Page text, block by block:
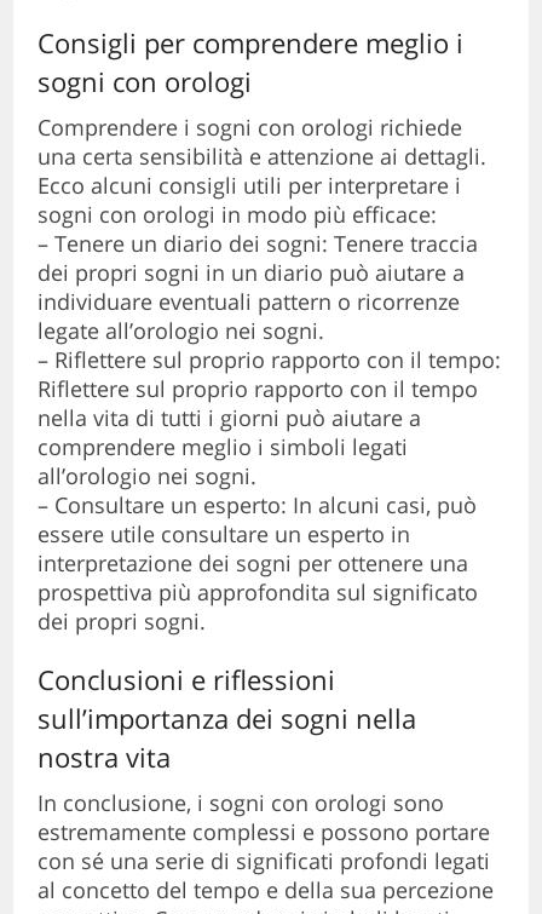
Consigli per comprendere meglio i
sogni con orologi
Comprendere i sogni con orologi richiede
una certa sensibilità e attenzione ai dettagli.
Ecco alcuni consigli utili per interpretare i
sogni con orologi in modo più efficace:
– Tenere un diario dei sogni: Tenere traccia
dei propri sogni in un diario può aiutare a
individuare eventuali pattern o ricorrenze
legate all’orologio nei sogni.
– Riflettere sul proprio rapporto con il tempo:
Riflettere sul proprio rapporto con il tempo
nella vita di tutti i giorni può aiutare a
comprendere meglio i simboli legati
all’orologio nei sogni.
– Consultare un esperto: In alcuni casi, può
essere utile consultare un esperto in
interpretazione dei sogni per ottenere una
prospettiva più approfondita sul significato
dei propri sogni.
Conclusioni e riflessioni
sull’importanza dei sogni nella
nostra vita
In conclusione, i sogni con orologi sono
estremamente complessi e possono portare
con sé una serie di significati profondi legati
al concetto del tempo e della sua percezione